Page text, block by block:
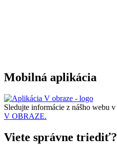
Mobilná aplikácia
Sledujte informácie z nášho webu v
V OBRAZE.
Viete správne triediť?